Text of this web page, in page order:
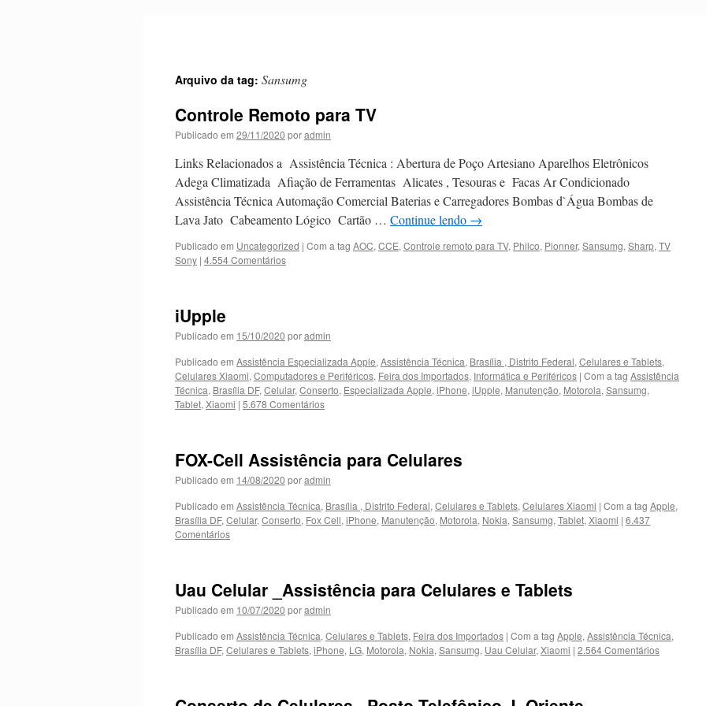
Arquivo da tag: Sansumg
Controle Remoto para TV
Publicado em 29/11/2020 poradmin
Links Relacionados a Assistência Técnica : Abertura de Poço Artesiano Aparelhos Eletrônicos
Adega Climatizada Afiação de Ferramentas Alicates , Tesouras e Facas Ar Condicionado
Assistência Técnica Automação Comercial Baterias e Carregadores Bombas d`Água Bombas de
Lava Jato Cabeamento Lógico Cartão … Continue lendo →
Publicado em Uncategorized | Com a tag AOC, CCE, Controle remoto para TV, Philco, Pionner, Sansumg, Sharp, TV
Sony | 4.554 Comentários
iUpple
Publicado em 15/10/2020 poradmin
Publicado em Assistência Especializada Apple, Assistência Técnica, Brasília , Distrito Federal, Celulares e Tablets,
Celulares Xiaomi, Computadores e Periféricos, Feira dos Importados, Informática e Periféricos | Com a tag Assistência
Técnica, Brasília DF, Celular, Conserto, Especializada Apple, iPhone, iUpple, Manutenção, Motorola, Sansumg,
Tablet, Xiaomi | 5.678 Comentários
FOX-Cell Assistência para Celulares
Publicado em 14/08/2020 poradmin
Publicado em Assistência Técnica, Brasília , Distrito Federal, Celulares e Tablets, Celulares Xiaomi | Com a tag Apple,
Brasília DF, Celular, Conserto, Fox Cell, iPhone, Manutenção, Motorola, Nokia, Sansumg, Tablet, Xiaomi | 6.437
Comentários
Uau Celular _Assistência para Celulares e Tablets
Publicado em 10/07/2020 poradmin
Publicado em Assistência Técnica, Celulares e Tablets, Feira dos Importados | Com a tag Apple, Assistência Técnica,
Brasília DF, Celulares e Tablets, iPhone, LG, Motorola, Nokia, Sansumg, Uau Celular, Xiaomi | 2.564 Comentários